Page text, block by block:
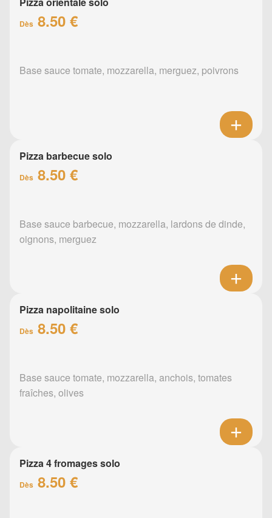
Dès 8.50 €
Base sauce tomate, mozzarella, merguez, poivrons
Pizza barbecue solo
Dès 8.50 €
Base sauce barbecue, mozzarella, lardons de dinde,
oignons, merguez
Pizza napolitaine solo
Dès 8.50 €
Base sauce tomate, mozzarella, anchois, tomates
fraîches, olives
Pizza 4 fromages solo
Dès 8.50 €